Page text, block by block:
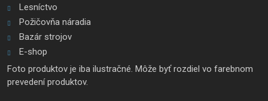
Lesníctvo
Požičovňa náradia
Bazár strojov
E-shop
Foto produktov je iba ilustračné. Môže byť rozdiel vo farebnom
prevedení produktov.